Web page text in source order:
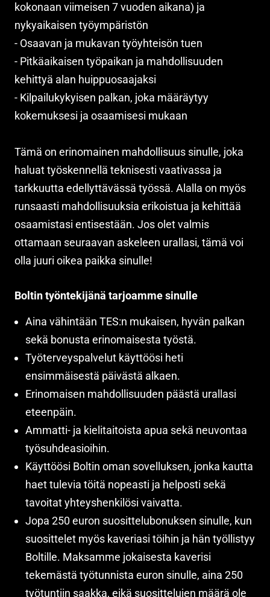
kokonaan viimeisen 7 vuoden aikana) ja
nykyaikaisen työympäristön
- Osaavan ja mukavan työyhteisön tuen
- Pitkäaikaisen työpaikan ja mahdollisuuden
kehittyä alan huippuosaajaksi
- Kilpailukykyisen palkan, joka määräytyy
kokemuksesi ja osaamisesi mukaan
Tämä on erinomainen mahdollisuus sinulle, joka
haluat työskennellä teknisesti vaativassa ja
tarkkuutta edellyttävässä työssä. Alalla on myös
runsaasti mahdollisuuksia erikoistua ja kehittää
osaamistasi entisestään. Jos olet valmis
ottamaan seuraavan askeleen urallasi, tämä voi
olla juuri oikea paikka sinulle!
Boltin työntekijänä tarjoamme sinulle
Aina vähintään TES:n mukaisen, hyvän palkan
sekä bonusta erinomaisesta työstä.
Työterveyspalvelut käyttöösi heti
ensimmäisestä päivästä alkaen.
Erinomaisen mahdollisuuden päästä urallasi
eteenpäin.
Ammatti- ja kielitaitoista apua sekä neuvontaa
työsuhdeasioihin.
Käyttöösi Boltin oman sovelluksen, jonka kautta
haet tulevia töitä nopeasti ja helposti sekä
tavoitat yhteyshenkilösi vaivatta.
Jopa 250 euron suosittelubonuksen sinulle, kun
suosittelet myös kaveriasi töihin ja hän työllistyy
Boltille. Maksamme jokaisesta kaverisi
tekemästä työtunnista euron sinulle, aina 250
työtuntiin saakka, eikä suosittelujen määrä ole